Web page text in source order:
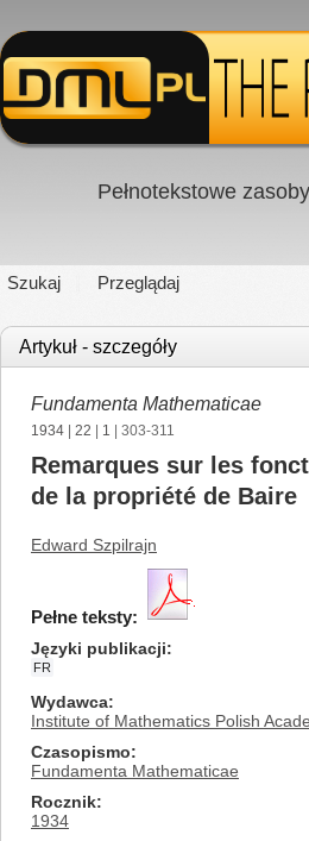
Pełnotekstowe
Szukaj Przeglądaj
Artykuł - szczegóły
Fundamenta Mathematicae
1934 22 1 | 303-311
Remarques sur les
de la propriété de Baire
Edward Szpilrajn
Pełne teksty:
Języki publikacji
FR
Wydawca
Institute of Mathematics Polish
Czasopismo
Fundamenta Mathematicae
Rocznik
1934